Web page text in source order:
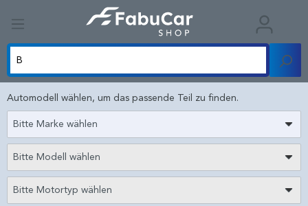
Automodell wählen, um das passende Teil zu finden.
Bitte Marke wählen
Bitte Modell wählen
Bitte Motortyp wählen